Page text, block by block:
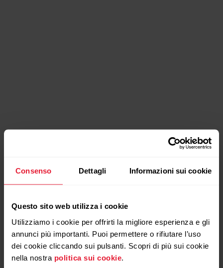
Consenso Dettagli Informazioni sui cookie
Questo sito web utilizza i cookie
Utilizziamo i cookie per offrirti la migliore esperienza e gli
annunci più importanti. Puoi permettere o rifiutare l’uso
dei cookie cliccando sui pulsanti. Scopri di più sui cookie
nella nostra politica sui cookie
Bonus pack
Con ogni acquisto, ottieni strumenti aggiuntivi per